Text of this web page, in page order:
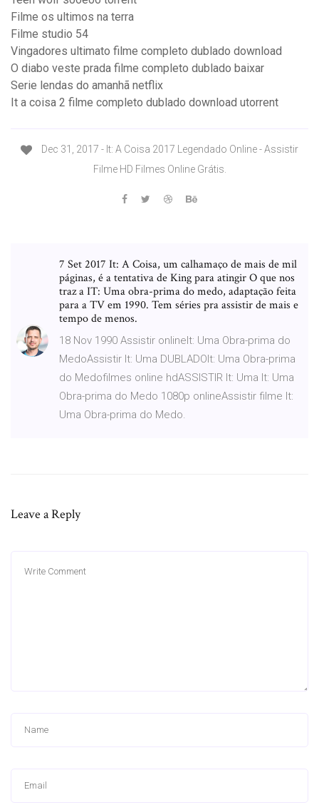
Filme os ultimos na terra
Filme studio 54
Vingadores ultimato filme completo dublado download
O diabo veste prada filme completo dublado baixar
Serie lendas do amanhã netflix
It a coisa 2 filme completo dublado download utorrent
Dec 31, 2017 - It: A Coisa 2017 Legendado Online - Assistir
Filme HD Filmes Online Grátis.
7 Set 2017 It: A Coisa, um calhamaço de mais de mil
páginas, é a tentativa de King para atingir O que nos
traz a IT: Uma obra-prima do medo, adaptação feita
para a TV em 1990. Tem séries pra assistir de mais e
tempo de menos.
18 Nov 1990 Assistir onlineIt: Uma Obra-prima do
MedoAssistir It: Uma DUBLADOIt: Uma Obra-prima
do Medofilmes online hdASSISTIR It: Uma It: Uma
Obra-prima do Medo 1080p onlineAssistir filme It:
Uma Obra-prima do Medo.
Leave a Reply